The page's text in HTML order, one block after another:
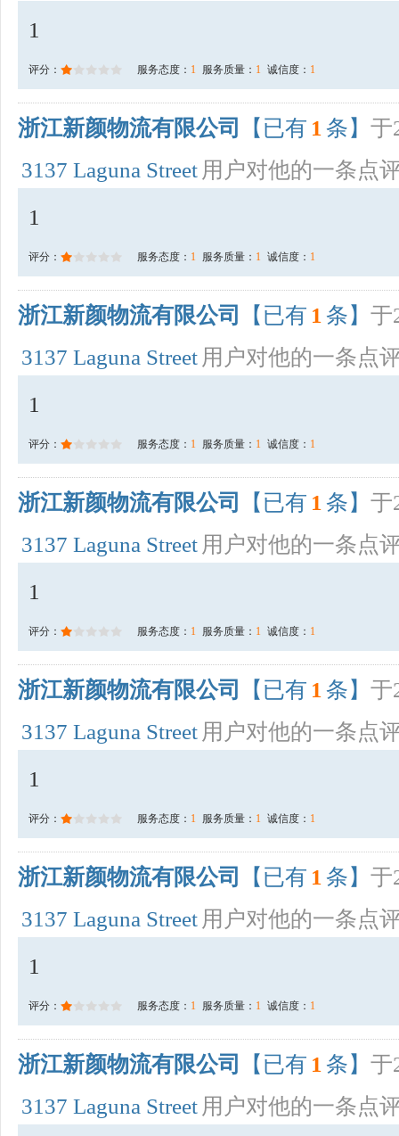
1
评分： 服务态度： 1 服务质量： 1 诚信度： 1
浙江新颜物流有限公司 【已有 1 条】 于
3137 Laguna Street 用户对他的一条点
1
评分： 服务态度： 1 服务质量： 1 诚信度： 1
浙江新颜物流有限公司 【已有 1 条】 于
3137 Laguna Street 用户对他的一条点
1
评分： 服务态度： 1 服务质量： 1 诚信度： 1
浙江新颜物流有限公司 【已有 1 条】 于
3137 Laguna Street 用户对他的一条点
1
评分： 服务态度： 1 服务质量： 1 诚信度： 1
浙江新颜物流有限公司 【已有 1 条】 于
3137 Laguna Street 用户对他的一条点
1
评分： 服务态度： 1 服务质量： 1 诚信度： 1
浙江新颜物流有限公司 【已有 1 条】 于
3137 Laguna Street 用户对他的一条点
1
评分： 服务态度： 1 服务质量： 1 诚信度： 1
浙江新颜物流有限公司 【已有 1 条】 于
3137 Laguna Street 用户对他的一条点